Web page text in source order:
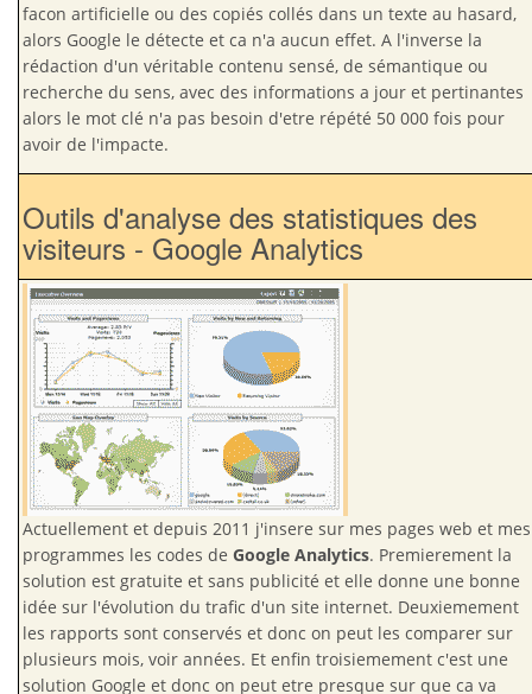
facon artificielle ou des copiés collés dans un texte au hasard,
alors Google le détecte et ca n'a aucun effet. A l'inverse la
rédaction d'un véritable contenu sensé, de sémantique ou
recherche du sens, avec des informations a jour et pertinantes
alors le mot clé n'a pas besoin d'etre répété 50 000 fois pour
avoir de l'impacte.
Outils d'analyse des statistiques des
visiteurs - Google Analytics
Actuellement et depuis 2011 j'insere sur mes pages web et mes
programmes les codes de Google Analytics. Premierement la
solution est gratuite et sans publicité et elle donne une bonne
idée sur l'évolution du trafic d'un site internet. Deuxiemement
les rapports sont conservés et donc on peut les comparer sur
plusieurs mois, voir années. Et enfin troisiemement c'est une
solution Google et donc on peut etre presque sur que ca va